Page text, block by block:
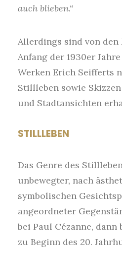
auch blieben.“
Allerdings sind von den
Anfang der 1930er
Werken Erich Seifferts
Stillleben sowie
und Stadtansichten
STILLLEBEN
Das Genre des
unbewegter, nach
symbolischen
angeordneter
bei Paul Cézanne, dann
zu Beginn des 20.